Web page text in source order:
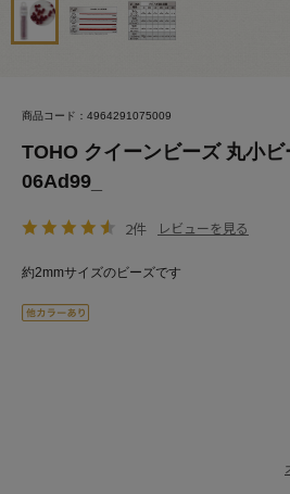
商品コード：4964291075009
TOHO クイーンビーズ 丸小
06Ad99_
2件 レビューを見る
約2mmサイズのビーズです